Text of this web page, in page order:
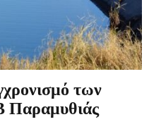
των
Παραμυθιάς